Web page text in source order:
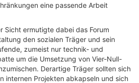
eine passende Arbeit
Sicht ermutigte dabei das Forum
den sozialen Träger und sein
zumeist nur technik- und
um die Umsetzung von Vier-Null-
Derartige Träger sollten sich
internen Projekten abkapseln und sich